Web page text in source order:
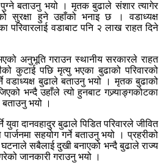
बताउनु भयो । मृतक बुढाले संशार त्यागेर
सुरक्षा हुने उहाँको भनाइ छ । वडाध्यक्ष
परिवारलाई वडाबाट पनि २ लाख राहत दिने
भएको अनुभूति गराउन स्थानीय सरकारले राहत
कुटाई पछि मृत्यु भएका बुढाको परिवारको
वडाध्यक्ष बुढाले बताउनु भयो । मृतक बुढाको
भन्दै उहाँले त्यो हुनबाट गज्र्याङ्गकोटका
भयो ।
दानवहादुर बुढाले पिडित परिवारले जीवित
पार्जनमा सहयोग गर्ने बताउनु भयो । प्रहरीको
सबैलाई दुखी बनाएको भन्दै बुढाले राज्य
जानकारी गराउनु भयो ।